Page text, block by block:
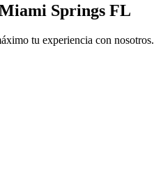
Springs FL
tu experiencia con nosotros.